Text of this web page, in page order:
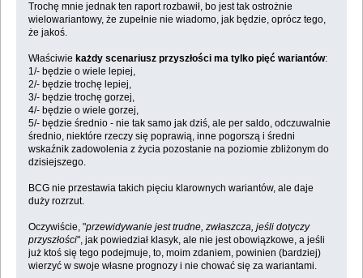
Trochę mnie jednak ten raport rozbawił, bo jest tak ostrożnie
wielowariantowy, że zupełnie nie wiadomo, jak będzie, oprócz tego,
że jakoś.
Właściwie każdy scenariusz przyszłości ma tylko pięć wariantów:
1/- będzie o wiele lepiej,
2/- będzie trochę lepiej,
3/- będzie trochę gorzej,
4/- będzie o wiele gorzej,
5/- będzie średnio - nie tak samo jak dziś, ale per saldo, odczuwalnie
średnio, niektóre rzeczy się poprawią, inne pogorszą i średni
wskaźnik zadowolenia z życia pozostanie na poziomie zbliżonym do
dzisiejszego.
BCG nie przestawia takich pięciu klarownych wariantów, ale daje
duży rozrzut.
Oczywiście, "przewidywanie jest trudne, zwłaszcza, jeśli dotyczy
przyszłości", jak powiedział klasyk, ale nie jest obowiązkowe, a jeśli
już ktoś się tego podejmuje, to, moim zdaniem, powinien (bardziej)
wierzyć w swoje własne prognozy i nie chować się za wariantami.